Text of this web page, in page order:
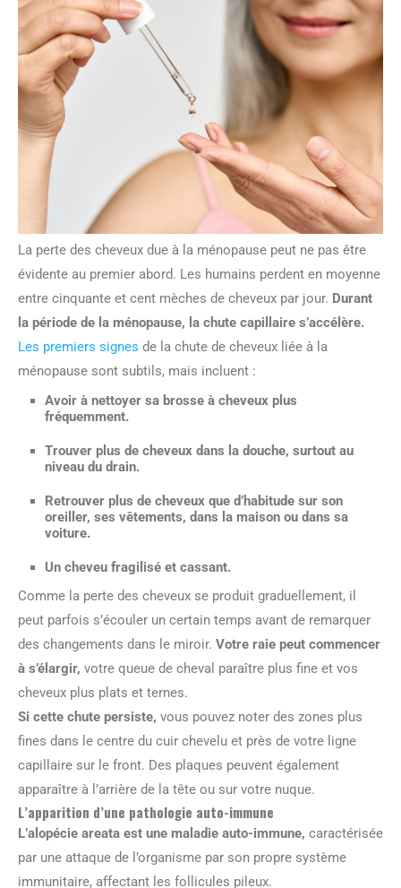
La perte des cheveux due à la ménopause peut ne pas être
évidente au premier abord. Les humains perdent en moyenne
entre cinquante et cent mèches de cheveux par jour. Durant
la période de la ménopause, la chute capillaire s’accélère.
Les premiers signes de la chute de cheveux liée à la
ménopause sont subtils, mais incluent :
Avoir à nettoyer sa brosse à cheveux plus
fréquemment.
Trouver plus de cheveux dans la douche, surtout au
niveau du drain.
Retrouver plus de cheveux que d’habitude sur son
oreiller, ses vêtements, dans la maison ou dans sa
voiture.
Un cheveu fragilisé et cassant.
Comme la perte des cheveux se produit graduellement, il
peut parfois s’écouler un certain temps avant de remarquer
des changements dans le miroir. Votre raie peut commencer
à s’élargir, votre queue de cheval paraître plus fine et vos
cheveux plus plats et ternes.
Si cette chute persiste, vous pouvez noter des zones plus
fines dans le centre du cuir chevelu et près de votre ligne
capillaire sur le front. Des plaques peuvent également
apparaître à l’arrière de la tête ou sur votre nuque.
L’apparition d’une pathologie auto-immune
L’alopécie areata est une maladie auto-immune, caractérisée
par une attaque de l’organisme par son propre système
immunitaire, affectant les follicules pileux.